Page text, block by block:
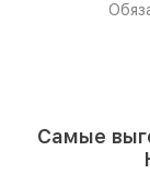
Самые